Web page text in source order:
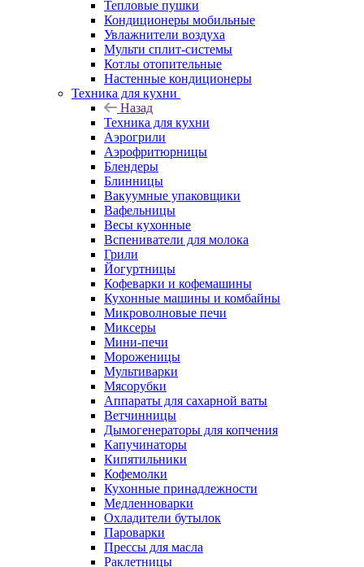
Тепловые пушки
Кондиционеры мобильные
Увлажнители воздуха
Мульти сплит-системы
Котлы отопительные
Настенные кондиционеры
Техника для кухни
Назад
Техника для кухни
Аэрогрили
Аэрофритюрницы
Блендеры
Блинницы
Вакуумные упаковщики
Вафельницы
Весы кухонные
Вспениватели для молока
Грили
Йогуртницы
Кофеварки и кофемашины
Кухонные машины и комбайны
Микроволновые печи
Миксеры
Мини-печи
Мороженицы
Мультиварки
Мясорубки
Аппараты для сахарной ваты
Ветчинницы
Дымогенераторы для копчения
Капучинаторы
Кипятильники
Кофемолки
Кухонные принадлежности
Медленноварки
Охладители бутылок
Пароварки
Прессы для масла
Раклетницы